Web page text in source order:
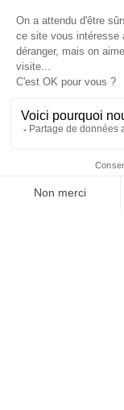
OFFICE DE
ASPRES-THUIR
Boulevard
Tél. +33 4 68